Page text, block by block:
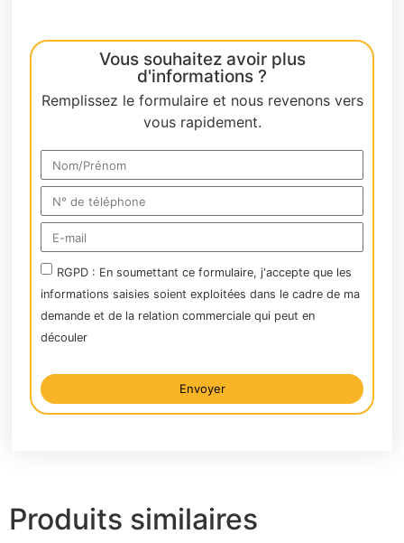
Vous souhaitez avoir plus
d'informations ?
Remplissez le formulaire et nous revenons vers
vous rapidement.
RGPD : En soumettant ce formulaire, j'accepte que les
informations saisies soient exploitées dans le cadre de ma
demande et de la relation commerciale qui peut en
découler
Envoyer
Alternative:
Produits similaires